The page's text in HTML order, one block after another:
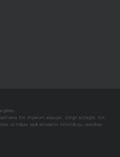
SIA Imperum atļaujas, stingri aizliegta. SIA
uz mājas lapā atrodamo informāciju, radušies